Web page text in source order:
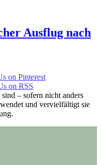
Ausflug nach
– sofern nicht anders
und vervielfältigt sie